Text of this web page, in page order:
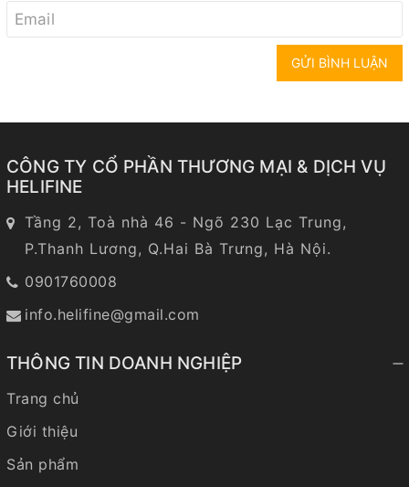
GỬI BÌNH LUẬN
CÔNG TY CỔ PHẦN THƯƠNG MẠI & DỊCH VỤ
HELIFINE
Tầng 2, Toà nhà 46 - Ngõ 230 Lạc Trung,
P.Thanh Lương, Q.Hai Bà Trưng, Hà Nội.
0901760008
info.helifine@gmail.com
THÔNG TIN DOANH NGHIỆP
Trang chủ
Giới thiệu
Sản phẩm